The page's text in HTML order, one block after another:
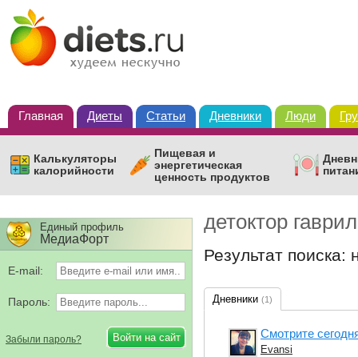
Главная Диеты Статьи Дневники Люди
Калькуляторы
калорийности
Пищевая и
энергетическая
ценность продуктов
детоктор
Результат
Дневники (1)
Смотрите
Evansi
Единый профиль
МедиаФорт
E-mail:
Пароль:
Забыли пароль?